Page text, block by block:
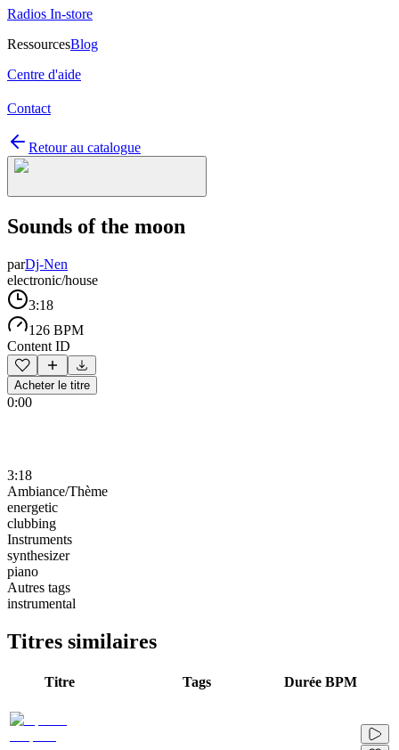
Radios In-store
RessourcesBlog
Centre d'aide
Contact
Retour au catalogue
Sounds of the moon
parDj-Nen
electronic/house
3:18
126 BPM
Content ID
Acheter le titre
0:00
3:18
Ambiance/Thème
energetic
clubbing
Instruments
synthesizer
piano
Autres tags
instrumental
Titres similaires
Titre Tags Durée BPM